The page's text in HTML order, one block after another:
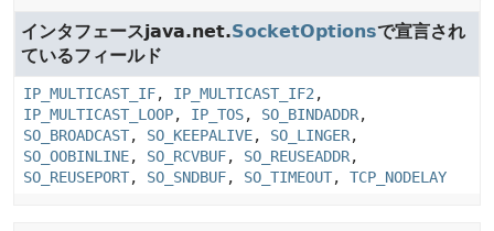
インタフェースjava.net.SocketOptionsで宣言され
ているフィールド
IP_MULTICAST_IF, IP_MULTICAST_IF2 ,
IP_MULTICAST_LOOP, IP_TOS, SO_BINDADDR,
SO_BROADCAST, SO_KEEPALIVE, SO_LINGER,
SO_OOBINLINE, SO_RCVBUF, SO_REUSEADDR,
SO_REUSEPORT, SO_SNDBUF, SO_TIMEOUT, TCP_NODELAY